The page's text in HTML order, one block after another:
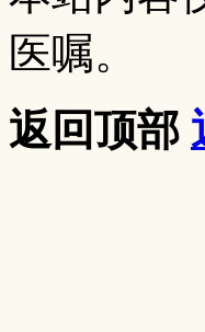
医嘱。
返回顶部